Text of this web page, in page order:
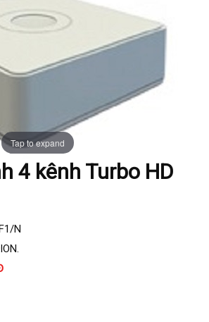
Tap to expand
4 kênh Turbo HD
N